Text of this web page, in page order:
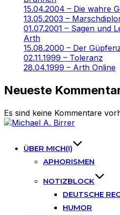
15.04.2004 – Die wahre
13.05.2003 –
01.07.2001 – Sagen und
Arth
15.08.2000 – Der
02.11.1999 – Toleranz
28.04.1999 – Arth Online
Neueste
Es sind keine Kommentare
Skip
ÜBER MICH(I)
APHORISMEN
NOTIZBLOCK
DEUTSCHE
HUMOR